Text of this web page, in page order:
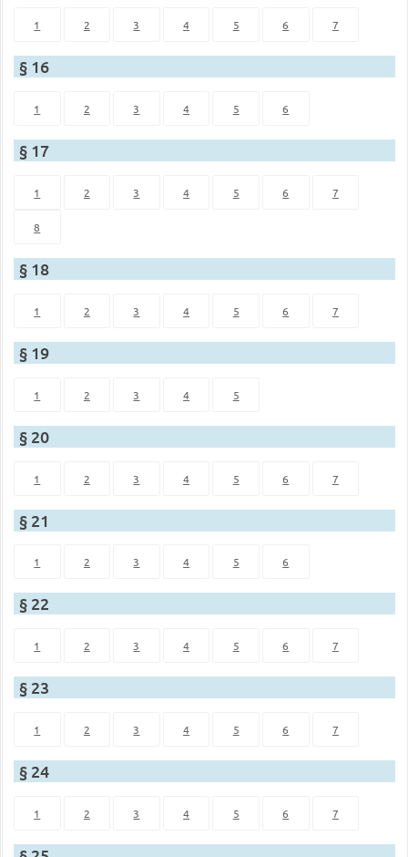
1 2 3 4 5 6 7
§ 16
1 2 3 4 5 6
§ 17
1 2 3 4 5 6 7
8
§ 18
1 2 3 4 5 6 7
§ 19
1 2 3 4 5
§ 20
1 2 3 4 5 6 7
§ 21
1 2 3 4 5 6
§ 22
1 2 3 4 5 6 7
§ 23
1 2 3 4 5 6 7
§ 24
1 2 3 4 5 6 7